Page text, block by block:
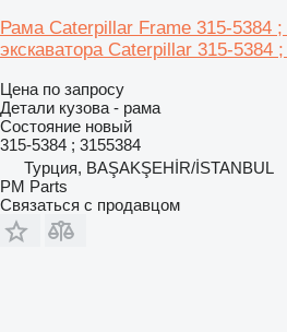
Рама Caterpillar Frame 315-5384 ;
экскаватора Caterpillar 315-5384
Цена по запросу
Детали кузова - рама
Состояние новый
315-5384 ; 3155384
Турция, BAŞAKŞEHİR/İSTANBUL
PM Parts
Связаться с продавцом